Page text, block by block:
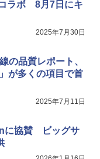
ラボ 8月7日にキ
2025年7月30日
の品質レポート、
が多くの項目で首
2025年7月11日
に協賛 ビッグサ